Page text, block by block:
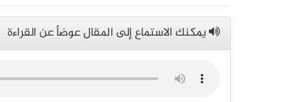
يمكنك الاستماع إلى المقال عوضاً عن القراءة